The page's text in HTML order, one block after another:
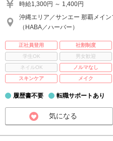
時給1,300円 ～ 1,400円
沖縄エリア／サンエー 那覇メイ
（HABA／ハーバー）
正社員登用 社割制度
学生OK
男女歓迎
ネイルOK
ノルマなし
スキンケア
メイク
履歴書不要 転職サポートあり
気になる